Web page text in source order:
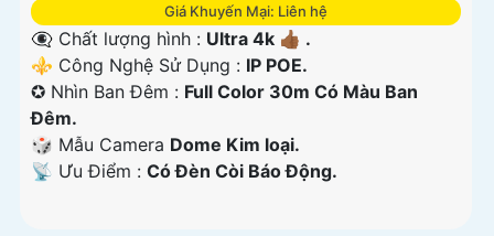
Giá Khuyến Mại: Liên hệ
👁️‍🗨 Chất lượng hình : Ultra 4k 👍🏾 .
⚜️ Công Nghệ Sử Dụng : IP POE.
✪ Nhìn Ban Đêm : Full Color 30m Có Màu Ban
Ðêm.
🎲 Mẫu Camera Dome Kim loại.
️📡 Ưu Điểm : Có Ðèn Còi Báo Động.